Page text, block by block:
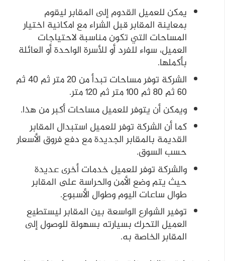
يمكن للعميل القدوم إلى المقابر ليقوم
بمعاينة المقابر قبل الشراء مع امكانية اختيار
المساحات التي تكون مناسبة لاحتياجات
العميل، سواء للفرد أو للأسرة الواحدة أو العائلة
بأكملها.
الشركة توفر مساحات تبدأ من 20 متر ثم 40 ثم
60 ثم 80 ثم 100 متر ثم 120 متر.
ويمكن أن يتوفر للعميل مساحات أكبر من هذا.
كما أن الشركة توفر للعميل استبدال المقابر
القديمة بالمقابر الجديدة مع دفع فروق الأسعار
حسب السوق.
والشركة توفر للعميل خدمات أخرى عديدة
حيث يتم وضع الأمن والحراسة على المقابر
طوال ساعات اليوم وطوال الأسبوع.
توفير الشوارع الواسعة بين المقابر ليستطيع
العميل التحرك بسيارته بسهولة للوصول إلى
المقابر الخاصة به.